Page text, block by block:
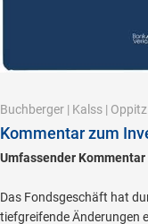
Buchberger | Kalss | Oppitz
Kommentar zum
Umfassender
Das Fondsgeschäft hat
tiefgreifende Änderungen